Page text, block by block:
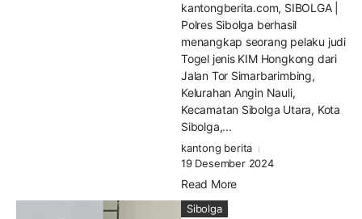
kantongberita.com, SIBOLGA |
Polres Sibolga berhasil
menangkap seorang pelaku judi
Togel jenis KIM Hongkong dari
Jalan Tor Simarbarimbing,
Kelurahan Angin Nauli,
Kecamatan Sibolga Utara, Kota
Sibolga,...
kantong berita
19 Desember 2024
Read More
Sibolga